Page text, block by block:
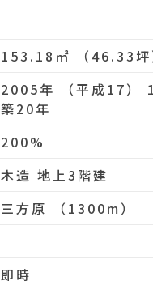
153.18㎡ （46.33坪
2005年 （平成17）
築20年
200%
木造 地上3階建
三方原 （1300m）
即時